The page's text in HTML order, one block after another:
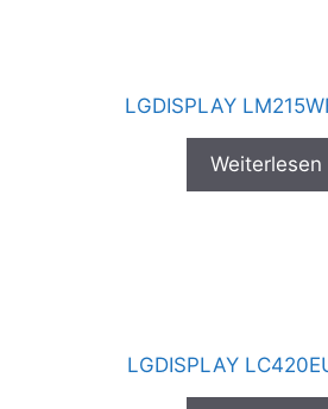
LGDISPLAY
Weiterlesen
LGDISPLAY